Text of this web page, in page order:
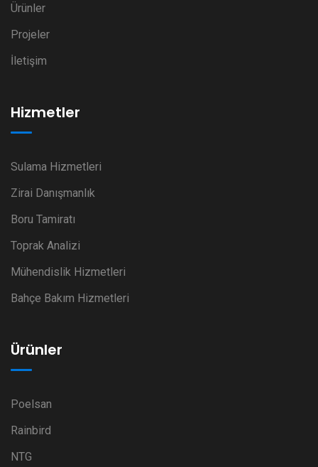
Ürünler
Projeler
İletişim
Hizmetler
Sulama Hizmetleri
Zirai Danışmanlık
Boru Tamiratı
Toprak Analizi
Mühendislik Hizmetleri
Bahçe Bakım Hizmetleri
Ürünler
Poelsan
Rainbird
NTG